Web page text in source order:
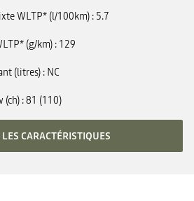
WLTP* (l/100km) 5.7
(g/km) 129
(litres) NC
(ch) 81 (110)
CARACTÉRISTIQUES